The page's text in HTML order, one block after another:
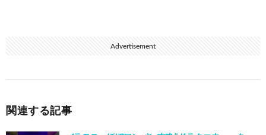
Advertisement
関連する記事